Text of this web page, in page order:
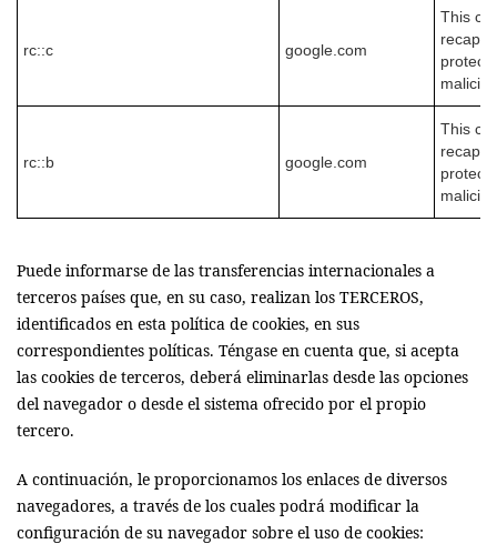
rc::c google.com
This
protect
rc::b google.com
This
protect
Puede informarse de las transferencias internacionales a
terceros países que, en su caso, realizan los TERCEROS,
identificados en esta política de cookies, en sus
correspondientes políticas. Téngase en cuenta que, si acepta
las cookies de terceros, deberá eliminarlas desde las opciones
del navegador o desde el sistema ofrecido por el propio
tercero.
A continuación, le proporcionamos los enlaces de diversos
navegadores, a través de los cuales podrá modificar la
configuración de su navegador sobre el uso de cookies: